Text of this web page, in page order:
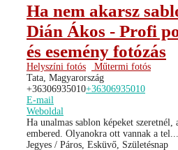
Ha nem akarsz
Dián Ákos - Profi
és esemény fotózás
Helyszíni fotós
Műtermi fotós
Tata, Magyarország
+36306935010+36306935010
E-mail
Weboldal
Ha unalmas sablon képeket
embered. Olyanokra ott vannak a tel...
Jegyes / Páros, Esküvő, Születésnap